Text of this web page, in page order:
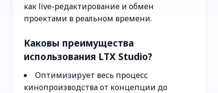
как live-редактирование и обмен
проектами в реальном времени.
Каковы преимущества
использования LTX Studio?
Оптимизирует весь процесс
кинопроизводства от концепции до